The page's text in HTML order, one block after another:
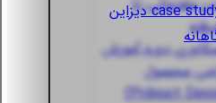
دوره آموزش
محصول